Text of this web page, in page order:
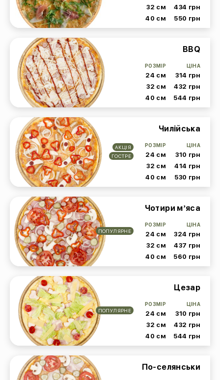
32 см
434 грн
40 см
550 грн
BBQ
РОЗМІР
24 см
ЦІНА
314 грн
32 см
432 грн
40 см
544 грн
АКЦІЯ
ГОСТРЕ
Чилійська
РОЗМІР
24 см
ЦІНА
310 грн
32 см
414 грн
40 см
530 грн
ПОПУЛЯРНЕ
Чотири мʼяса
РОЗМІР
24 см
ЦІНА
324 грн
32 см
437 грн
40 см
560 грн
ПОПУЛЯРНЕ
Цезар
РОЗМІР
24 см
ЦІНА
310 грн
32 см
432 грн
40 см
544 грн
По-селянськи